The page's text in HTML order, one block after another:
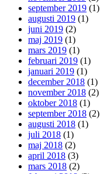
september 2019 (1)
augusti 2019 (1)
juni 2019 (2)
maj 2019 (1)
mars 2019 (1)
februari 2019 (1)
januari 2019 (1)
december 2018 (1)
november 2018 (2)
oktober 2018 (1)
september 2018 (2)
augusti 2018 (1)
juli 2018 (1)
maj 2018 (2)
april 2018 (3)
mars 2018 (2)